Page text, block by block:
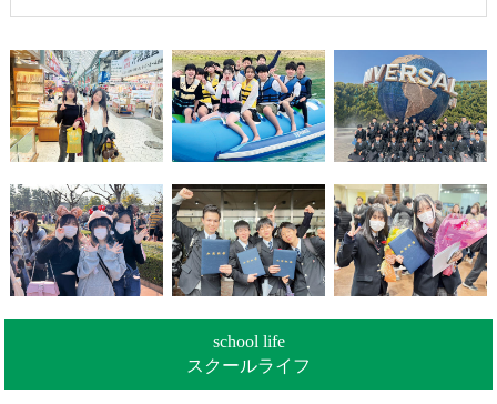
school life
スクールライフ